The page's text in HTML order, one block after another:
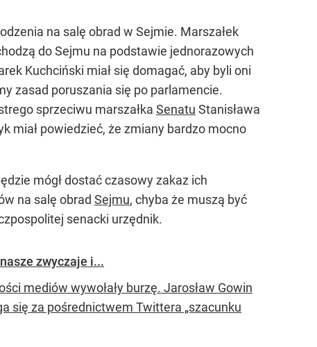
na salę obrad w Sejmie. Marszałek
do Sejmu na podstawie jednorazowych
Kuchciński miał się domagać, aby byli oni
zasad poruszania się po parlamencie.
sprzeciwu marszałka Senatu Stanisława
miał powiedzieć, że zmiany bardzo mocno
mógł dostać czasowy zakaz ich
na salę obrad Sejmu, chyba że muszą być
senacki urzędnik.
zwyczaje i...
mediów wywołały burzę. Jarosław Gowin
się za pośrednictwem Twittera „szacunku